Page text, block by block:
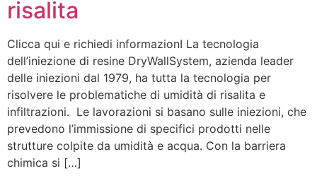
risalita
Clicca qui e richiedi informazionI La tecnologia
dell’iniezione di resine DryWallSystem, azienda leader
delle iniezioni dal 1979, ha tutta la tecnologia per
risolvere le problematiche di umidità di risalita e
infiltrazioni. Le lavorazioni si basano sulle iniezioni, che
prevedono l’immissione di specifici prodotti nelle
strutture colpite da umidità e acqua. Con la barriera
chimica si […]